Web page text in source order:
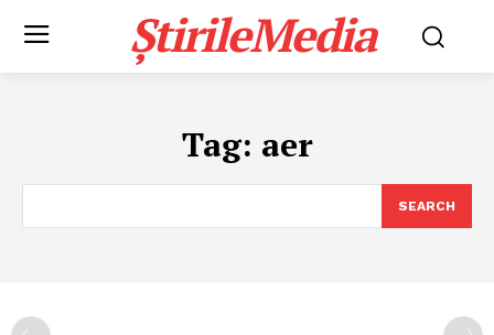
ȘtirileMedia
Tag: aer
SEARCH